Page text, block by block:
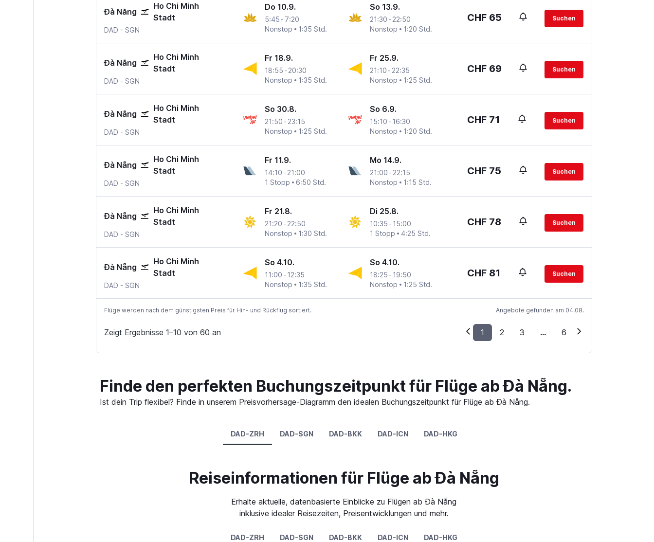
Đà Nẵng
Ho Chi Minh
Stadt
DAD Da Nang
- SGN
Do 10.9.
5:45 - 7:20
Nonstop
1:35 Std.
So 13.9.
21:30 - 22:50
Nonstop
1:20 Std.
CHF 65 Suchen
Đà Nẵng
Ho Chi Minh
Stadt
DAD Da Nang
- SGN
Fr 18.9.
18:55 - 20:30
Nonstop
1:35 Std.
Fr 25.9.
21:10 - 22:35
Nonstop
1:25 Std.
CHF 69 Suchen
Đà Nẵng
Ho Chi Minh
Stadt
DAD Da Nang
- SGN
So 30.8.
21:50 - 23:15
Nonstop
1:25 Std.
So 6.9.
15:10 - 16:30
Nonstop
1:20 Std.
CHF 71 Suchen
Đà Nẵng
Ho Chi Minh
Stadt
DAD Da Nang
- SGN
Fr 11.9.
14:10 - 21:00
1 Stopp
6:50 Std.
Mo 14.9.
21:00 - 22:15
Nonstop
1:15 Std.
CHF 75 Suchen
Đà Nẵng
Ho Chi Minh
Stadt
DAD Da Nang
- SGN
Fr 21.8.
21:20 - 22:50
Nonstop
1:30 Std.
Di 25.8.
10:35 - 15:00
1 Stopp
4:25 Std.
CHF 78 Suchen
Đà Nẵng
Ho Chi Minh
Stadt
DAD Da Nang
- SGN
So 4.10.
11:00 - 12:35
Nonstop
1:35 Std.
So 4.10.
18:25 - 19:50
Nonstop
1:25 Std.
CHF 81 Suchen
Flüge werden nach dem günstigsten Preis für Hin- und Rückflug sortiert. Angebote gefunden am 04.08.
Zeigt Ergebnisse 1–10 von 60 an 1 2 3 ... 6
Finde den perfekten Buchungszeitpunkt für Flüge ab Đà Nẵng.
Ist dein Trip flexibel? Finde in unserem Preisvorhersage-Diagramm den idealen Buchungszeitpunkt für Flüge ab Đà Nẵng.
DAD-ZRH DAD-SGN DAD-BKK DAD-ICN DAD-HKG
Reiseinformationen für Flüge ab Đà Nẵng
Erhalte aktuelle, datenbasierte Einblicke zu Flügen ab Đà Nẵng
inklusive idealer Reisezeiten, Preisentwicklungen und mehr.
DAD-ZRH DAD-SGN DAD-BKK DAD-ICN DAD-HKG